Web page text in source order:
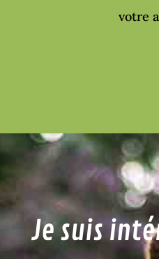
votre
Je suis